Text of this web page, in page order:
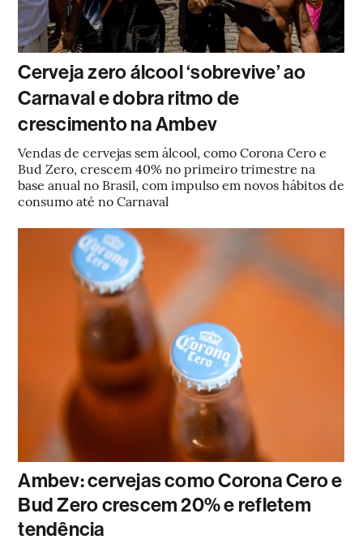
Cerveja zero álcool ‘sobrevive’ ao
Carnaval e dobra ritmo de
crescimento na Ambev
Vendas de cervejas sem álcool, como Corona Cero e
Bud Zero, crescem 40% no primeiro trimestre na
base anual no Brasil, com impulso em novos hábitos de
consumo até no Carnaval
Ambev: cervejas como Corona Cero e
Bud Zero crescem 20% e refletem
tendência